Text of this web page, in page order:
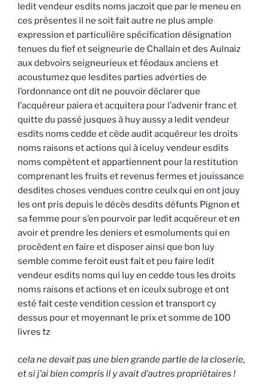
ledit vendeur esdits noms jaczoit que par le meneu en
ces présentes il ne soit fait autre ne plus ample
expression et particulière spécification désignation
tenues du fief et seigneurie de Challain et des Aulnaiz
aux debvoirs seigneurieux et féodaux anciens et
acoustumez que lesdites parties adverties de
l’ordonnance ont dit ne pouvoir déclarer que
l’acquéreur paiera et acquitera pour l’advenir franc et
quitte du passé jusques à huy aussy a ledit vendeur
esdits noms cedde et cède audit acquéreur les droits
noms raisons et actions qui à iceluy vendeur esdits
noms compètent et appartiennent pour la restitution
comprenant les fruits et revenus fermes et jouissance
desdites choses vendues contre ceulx qui en ont jouy
les ont pris depuis le décès desdits défunts Pignon et
sa femme pour s’en pourvoir par ledit acquéreur et en
avoir et prendre les deniers et esmoluments qui en
procèdent en faire et disposer ainsi que bon luy
semble comme feroit eust fait et peu faire ledit
vendeur esdits noms qui luy en cedde tous les droits
noms raisons et actions et en iceulx subroge et ont
esté fait ceste vendition cession et transport cy
dessus pour et moyennant le prix et somme de 100
livres tz
cela ne devait pas une bien grande partie de la closerie,
et si j’ai bien compris il y avait d’autres propriétaires !